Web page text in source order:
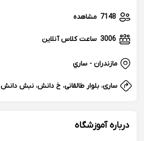
7148 مشاهده
3006 ساعت کلاس آنلاین
مازندران - ساري
ساری، بلوار طالقانی، خ دانش، نبش دانش 10
درباره آموزشگاه